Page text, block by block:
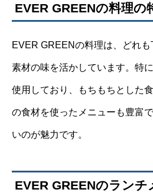
EVER GREENの料理の
EVER GREENの料理は、どれも
素材の味を活かしています。特
使用しており、もちもちとした
の食材を使ったメニューも豊富
いのが魅力です。
EVER GREENのランチ